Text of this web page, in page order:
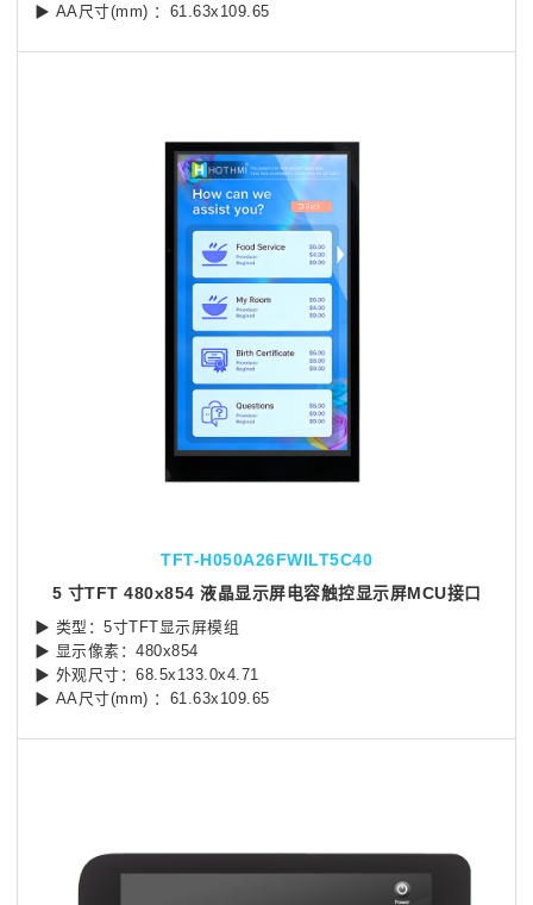
▶ AA尺寸(mm) ：61.63x109.65
TFT-H050A26FWILT5C40
5 寸TFT 480x854 液晶显示屏电容触控显示屏MCU接口
▶ 类型：5寸TFT显示屏模组
▶ 显示像素：480x854
▶ 外观尺寸：68.5x133.0x4.71
▶ AA尺寸(mm) ：61.63x109.65